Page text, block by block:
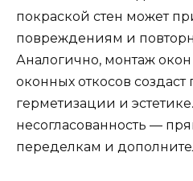
покраской стен может
повреждениям и
Аналогично, монтаж
оконных откосов
герметизации и
несогласованность —
переделкам и